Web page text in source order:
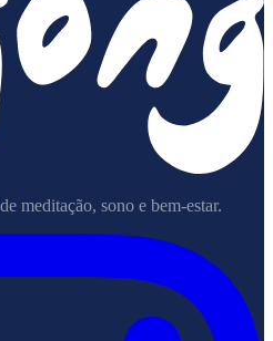
meditação, sono e bem-estar.